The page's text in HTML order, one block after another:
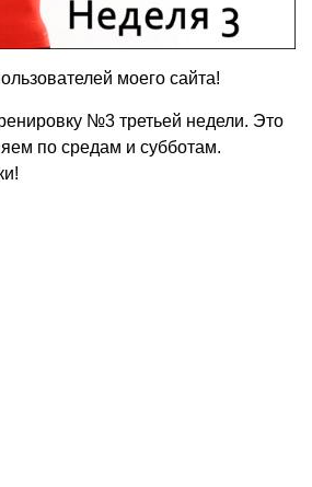
моего сайта!
№3 третьей недели. Это
по средам и субботам.